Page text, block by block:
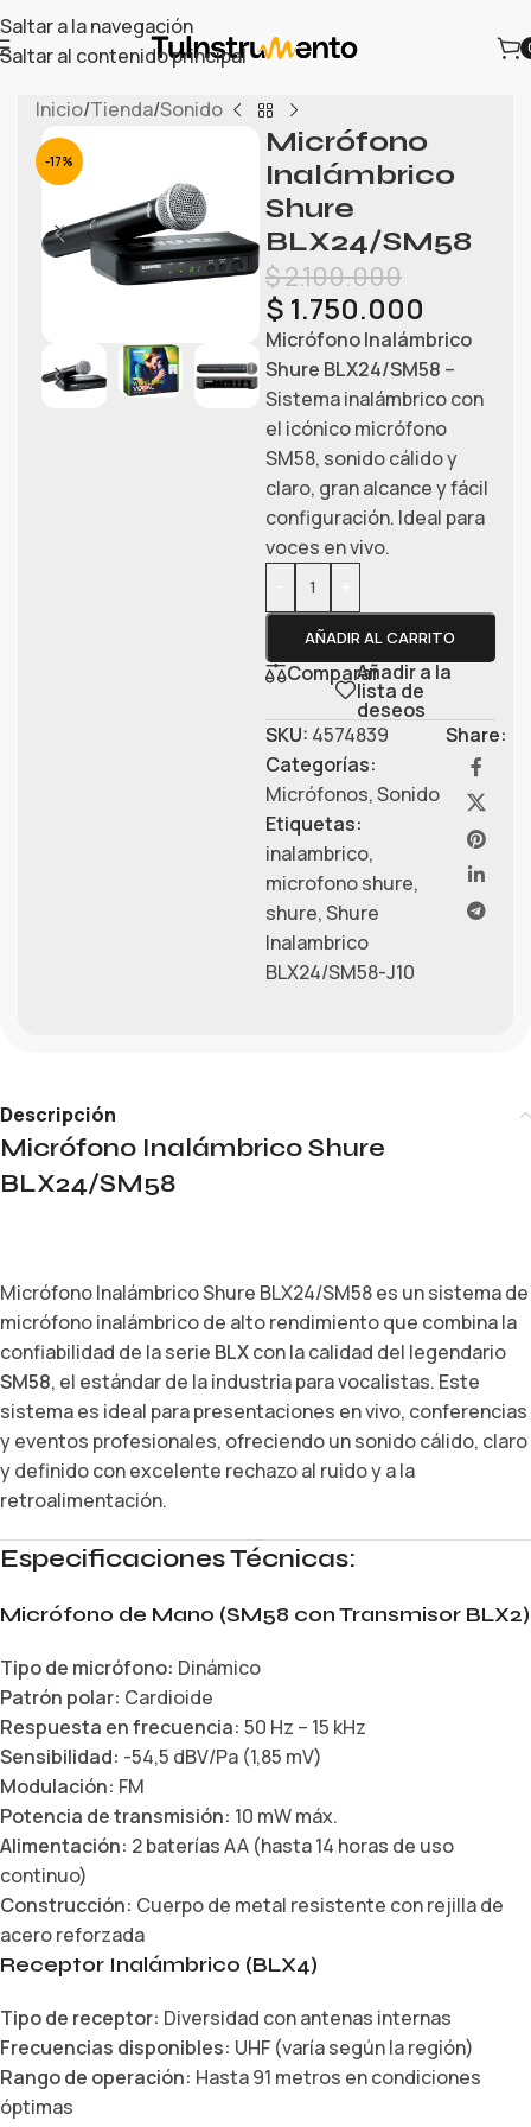
Saltar a la navegación
Saltar al contenido principal
Inicio/Tienda/Sonido
-17%
Micrófono
Inalámbrico
Shure
BLX24/SM58
$2.100.000
$ 1.750.000
Micrófono Inalámbrico
Shure BLX24/SM58 –
Sistema inalámbrico con
el icónico micrófono
SM58, sonido cálido y
claro, gran alcance y fácil
configuración. Ideal para
voces en vivo.
AÑADIR AL CARRITO
CompararAñadir a la
lista de
deseos
SKU: 4574839
Categorías:
Micrófonos,Sonido
Etiquetas:
inalambrico,
microfono shure,
shure,Shure
Inalambrico
BLX24/SM58-J10
Share:
Descripción
Micrófono Inalámbrico Shure
BLX24/SM58
Micrófono Inalámbrico Shure BLX24/SM58 es un sistema de
micrófono inalámbrico de alto rendimiento que combina la
confiabilidad de la serie BLXcon la calidad del legendario
SM58, el estándar de la industria para vocalistas. Este
sistema es ideal para presentaciones en vivo, conferencias
y eventos profesionales, ofreciendo un sonido cálido, claro
y definido con excelente rechazo al ruido y a la
retroalimentación.
Especificaciones Técnicas:
Micrófono de Mano (SM58 con Transmisor BLX2)
Tipo de micrófono: Dinámico
Patrón polar: Cardioide
Respuesta en frecuencia: 50 Hz – 15 kHz
Sensibilidad: -54,5 dBV/Pa (1,85 mV)
Modulación: FM
Potencia de transmisión: 10 mW máx.
Alimentación: 2 baterías AA (hasta 14 horas de uso
continuo)
Construcción: Cuerpo de metal resistente con rejilla de
acero reforzada
Receptor Inalámbrico (BLX4)
Tipo de receptor: Diversidad con antenas internas
Frecuencias disponibles: UHF (varía según la región)
Rango de operación: Hasta 91 metros en condiciones
óptimas